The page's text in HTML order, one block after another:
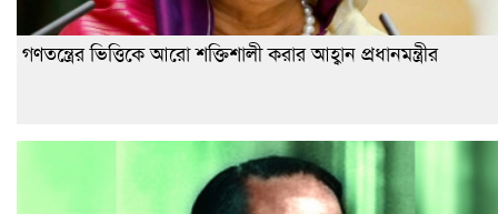
গণতন্ত্রের ভিত্তিকে আরো শক্তিশালী করার আহ্বান প্রধানমন্ত্রীর